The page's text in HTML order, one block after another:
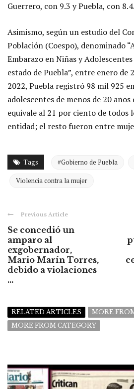
Guerrero, con 9.3 y Puebla, con 8.4.
Asimismo, según un estudio del
Población (Coespo), denominado
Embarazo en Niñas y
estado de Puebla”, entre enero de
2022, Puebla registró 98 mil 925
adolescentes de menos de 20 años
equivale al 21 por ciento de todos
entidad; el resto fueron entre
Tags #Gobierno de Puebla
Violencia contra la mujer
Previous Article
Se concedió un
amparo al
exgobernador,
Mario Marín Torres,
debido a violaciones
...
RELATED ARTICLES
MORE
MORE FROM CATEGORY